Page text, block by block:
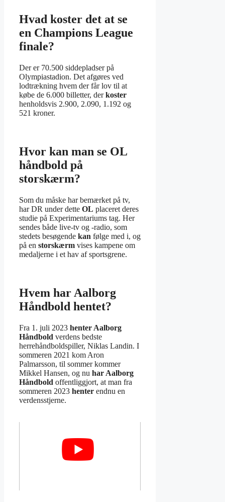
Hvad koster det at se
en Champions League
finale?
Der er 70.500 siddepladser på
Olympiastadion. Det afgøres ved
lodtrækning hvem der får lov til at
købe de 6.000 billetter, derkoster
henholdsvis 2.900, 2.090, 1.192 og
521 kroner.
Hvor kan man se OL
håndbold på
storskærm?
Som du måske har bemærket på tv,
har DR under dette OL placeret deres
studie på Experimentariums tag. Her
sendes både live-tv og -radio, som
stedets besøgende kan følge med i, og
på en storskærm vises kampene om
medaljerne i et hav af sportsgrene.
Hvem har Aalborg
Håndbold hentet?
Fra 1. juli 2023 henter Aalborg
Håndbold verdens bedste
herrehåndboldspiller, Niklas Landin. I
sommeren 2021 kom Aron
Palmarsson, til sommer kommer
Mikkel Hansen, og nu har Aalborg
Håndbold offentliggjort, at man fra
sommeren 2023 henter endnu en
verdensstjerne.